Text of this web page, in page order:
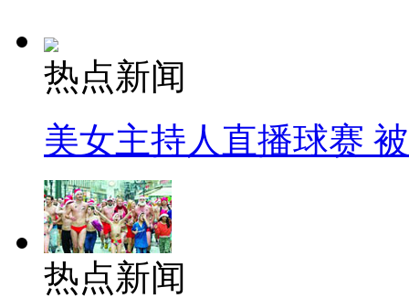
热点新闻
美女主持人直播球赛
热点新闻